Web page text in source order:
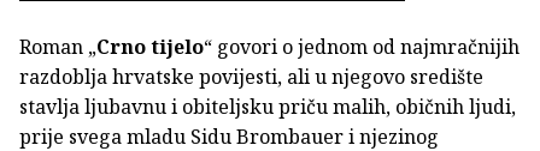
Roman „Crno tijelo“ govori o jednom od najmračnijih
razdoblja hrvatske povijesti, ali u njegovo središte
stavlja ljubavnu i obiteljsku priču malih, običnih ljudi,
prije svega mladu Sidu Brombauer i njezinog